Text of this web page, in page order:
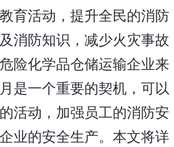
育活动，提升全民的消防
消防知识，减少火灾事故
险化学品仓储运输企业来
是一个重要的契机，可以
活动，加强员工的消防安
业的安全生产。本文将详